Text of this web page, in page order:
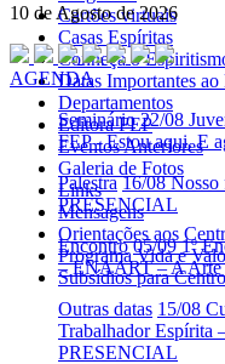
Cartões virtuais
Casas Espíritas
Conheça o
Datas Importantes
Departamentos
Editora FEP
Eventos Anteriores
Galeria de Fotos
Links
Mensagens
Orientações aos
Programa Vida e
Subsídios para
10 de Agosto de 2026
AGENDA
Seminário 22/08
FEP - Estou aqui. E
Palestra 16/08 Nosso
PRESENCIAL
Encontro 05/09 1º
– ENAART – A Arte
Outras datas 15/08
Trabalhador Espírita
PRESENCIAL